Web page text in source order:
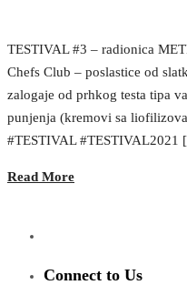
TESTIVAL #3 – radionica
Chefs Club – poslastice od
zalogaje od prhkog testa tipa
punjenja (kremovi sa
#TESTIVAL
Read More
Connect to Us